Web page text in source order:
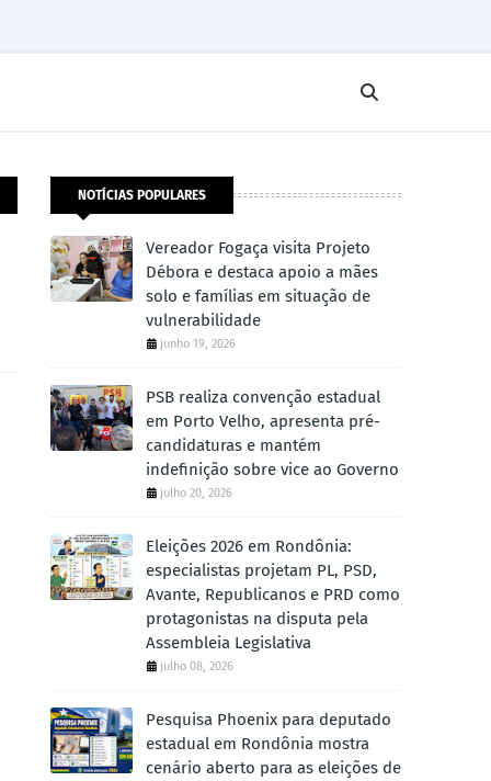
NOTÍCIAS POPULARES
Vereador Fogaça visita Projeto
Débora e destaca apoio a mães
solo e famílias em situação de
vulnerabilidade
junho 19, 2026
PSB realiza convenção estadual
em Porto Velho, apresenta pré-
candidaturas e mantém
indefinição sobre vice ao Governo
julho 20, 2026
Eleições 2026 em Rondônia:
especialistas projetam PL, PSD,
Avante, Republicanos e PRD como
protagonistas na disputa pela
Assembleia Legislativa
julho 08, 2026
Pesquisa Phoenix para deputado
estadual em Rondônia mostra
cenário aberto para as eleições de